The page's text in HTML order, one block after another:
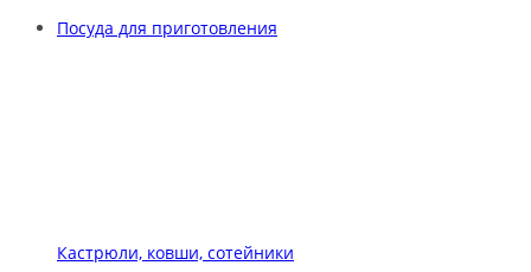
Посуда для приготовления
Кастрюли, ковши, сотейники